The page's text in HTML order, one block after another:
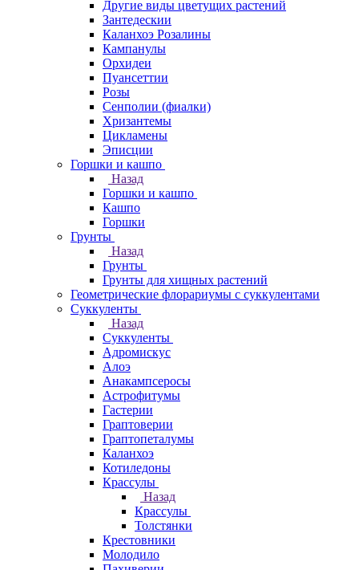
Другие виды цветущих растений
Зантедескии
Каланхоэ Розалины
Кампанулы
Орхидеи
Пуансеттии
Розы
Сенполии (фиалки)
Хризантемы
Цикламены
Эписции
Горшки и кашпо
Назад
Горшки и кашпо
Кашпо
Горшки
Грунты
Назад
Грунты
Грунты для хищных растений
Геометрические флорариумы с суккулентами
Суккуленты
Назад
Суккуленты
Адромискус
Алоэ
Анакампсеросы
Астрофитумы
Гастерии
Граптоверии
Граптопеталумы
Каланхоэ
Котиледоны
Крассулы
Назад
Крассулы
Толстянки
Крестовники
Молодило